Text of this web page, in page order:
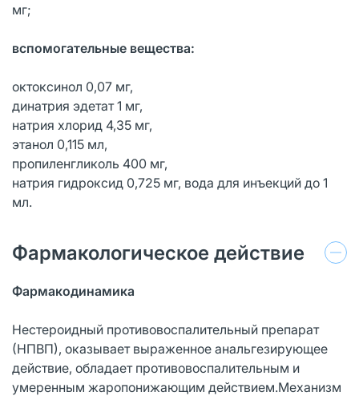
мг;
вспомогательные вещества:
октоксинол 0,07 мг,
динатрия эдетат 1 мг,
натрия хлорид 4,35 мг,
этанол 0,115 мл,
пропиленгликоль 400 мг,
натрия гидроксид 0,725 мг, вода для инъекций до 1
мл.
Фармакологическое действие
Фармакодинамика
Нестероидный противовоспалительный препарат
(НПВП), оказывает выраженное анальгезирующее
действие, обладает противовоспалительным и
умеренным жаропонижающим действием.Механизм